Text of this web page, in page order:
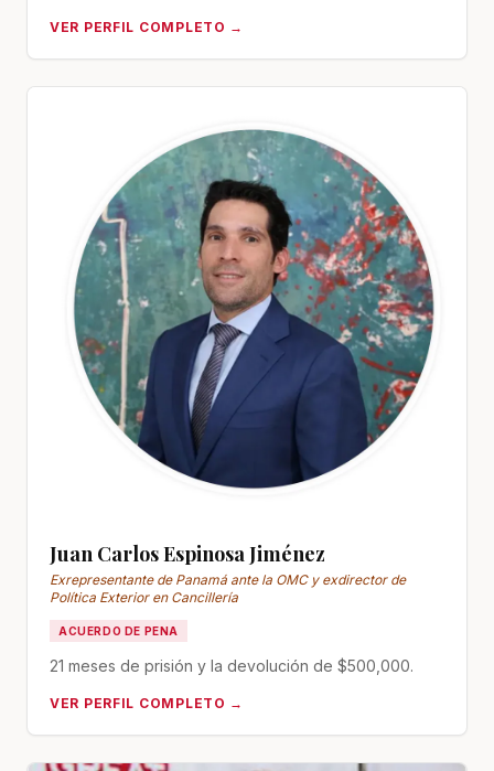
VER PERFIL COMPLETO →
Juan Carlos Espinosa Jiménez
Exrepresentante de Panamá ante la OMC y exdirector de
Política Exterior en Cancillería
ACUERDO DE PENA
21 meses de prisión y la devolución de $500,000.
VER PERFIL COMPLETO →